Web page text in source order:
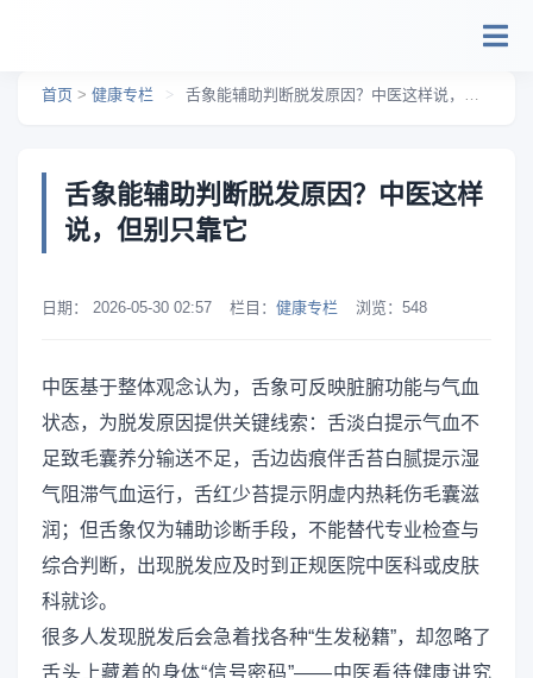
首页 > 健康专栏 > 舌象能辅助判断脱发原因？中医这样说，但别只靠它
舌象能辅助判断脱发原因？中医这样
说，但别只靠它
日期： 2026-05-30 02:57 栏目： 健康专栏 浏览： 548
中医基于整体观念认为，舌象可反映脏腑功能与气血
状态，为脱发原因提供关键线索：舌淡白提示气血不
足致毛囊养分输送不足，舌边齿痕伴舌苔白腻提示湿
气阻滞气血运行，舌红少苔提示阴虚内热耗伤毛囊滋
润；但舌象仅为辅助诊断手段，不能替代专业检查与
综合判断，出现脱发应及时到正规医院中医科或皮肤
科就诊。
很多人发现脱发后会急着找各种“生发秘籍”，却忽略了
舌头上藏着的身体“信号密码”——中医看待健康讲究